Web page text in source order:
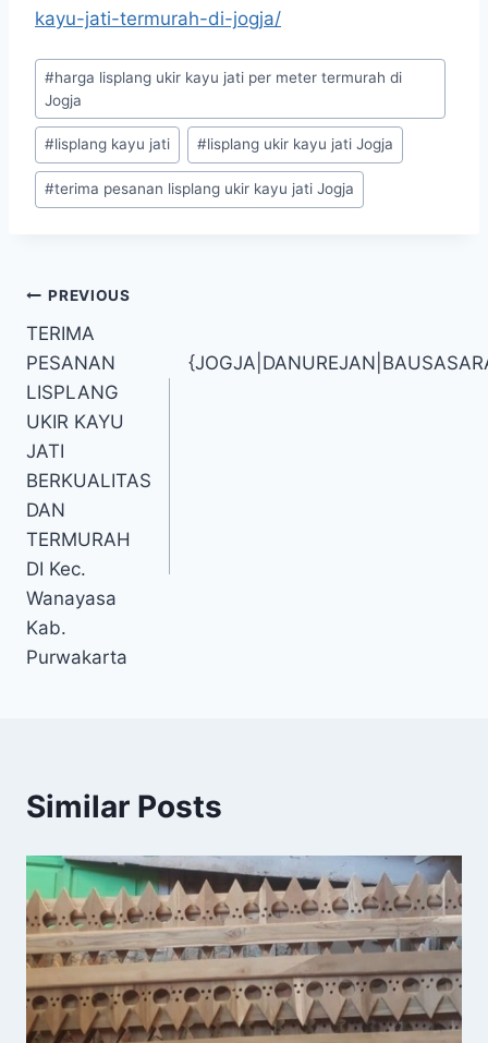
kayu-jati-termurah-di-jogja/
#harga lisplang ukir kayu jati per meter termurah di
Jogja
#lisplang kayu jati #lisplang ukir kayu jati Jogja
#terima pesanan lisplang ukir kayu jati Jogja
PREVIOUS
TERIMA
PESANAN
LISPLANG
UKIR KAYU
JATI
BERKUALITAS
DAN
TERMURAH
DI Kec.
Wanayasa
Kab.
Purwakarta
Similar Posts